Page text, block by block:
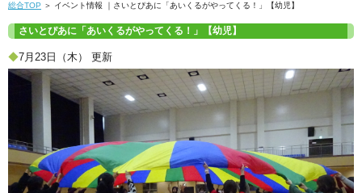
総合TOP ＞ イベント情報 ｜さいとぴあに「あいくるがやってくる！」【幼児】
さいとぴあに「あいくるがやってくる！」【幼児】
◆7月23日（木） 更新